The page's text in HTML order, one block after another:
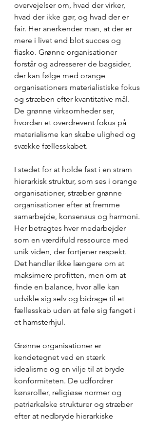
overvejelser om, hvad der virker,
hvad der ikke gør, og hvad der er
fair. Her anerkender man, at der er
mere i livet end blot succes og
fiasko. Grønne organisationer
forstår og adresserer de bagsider,
der kan følge med orange
organisationers materialistiske fokus
og stræben efter kvantitative mål.
De grønne virksomheder ser,
hvordan et overdrevent fokus på
materialisme kan skabe ulighed og
svække fællesskabet.
I stedet for at holde fast i en stram
hierarkisk struktur, som ses i orange
organisationer, stræber grønne
organisationer efter at fremme
samarbejde, konsensus og harmoni.
Her betragtes hver medarbejder
som en værdifuld ressource med
unik viden, der fortjener respekt.
Det handler ikke længere om at
maksimere profitten, men om at
finde en balance, hvor alle kan
udvikle sig selv og bidrage til et
fællesskab uden at føle sig fanget i
et hamsterhjul.
Grønne organisationer er
kendetegnet ved en stærk
idealisme og en vilje til at bryde
konformiteten. De udfordrer
kønsroller, religiøse normer og
patriarkalske strukturer og stræber
efter at nedbryde hierarkiske